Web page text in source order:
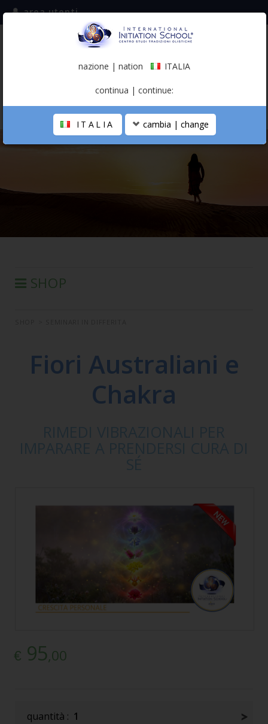
iscriviti alla mailing list
(italiano)
area utenti
LA SCUOLA
SHOP
SEMINARI IN DIFFERITA
Fiori Australiani e
Chakra
€ 95,00
quantità : 1
nazione | nation ITALIA
continua | continue:
ITALIA cambia | change